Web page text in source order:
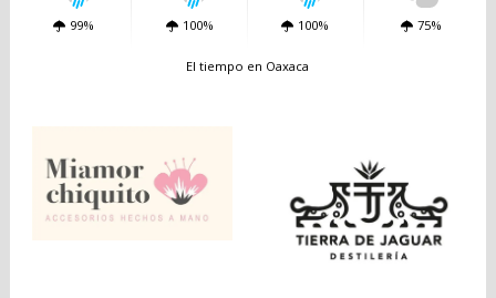
99% 100% 100% 75%
El tiempo en Oaxaca